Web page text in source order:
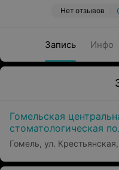
Нет отзывов
Запись Инфо
Гомельская
стоматологическая
Гомель, ул. Крестьянская,